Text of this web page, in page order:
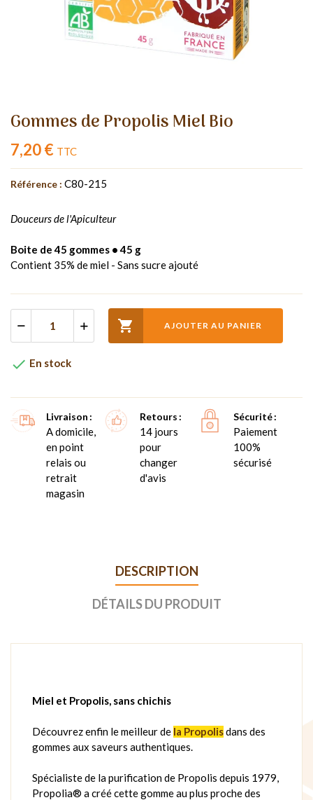
Gommes de Propolis Miel Bio
7,20 € TTC
Référence : C80-215
Douceurs de l'Apiculteur
Boite de 45 gommes • 45 g
Contient 35% de miel - Sans sucre ajouté
 AJOUTER AU PANIER
 En stock
Livraison
A domicile,
en point
relais ou
retrait
magasin
Retours
14 jours
pour
changer
d'avis
Sécurité
Paiement
100%
sécurisé
DESCRIPTION
DÉTAILS DU PRODUIT
Miel et Propolis, sans chichis
Découvrez enfin le meilleur de la Propolisdans des
gommes aux saveurs authentiques.
Spécialiste de la purification de Propolis depuis 1979,
Propolia® a créé cette gomme au plus proche des